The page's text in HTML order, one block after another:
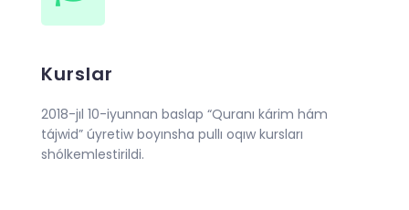
Kurslar
2018-jıl 10-iyunnan baslap “Quranı kárim hám
tájwid” úyretiw boyınsha pullı oqıw kursları
shólkemlestirildi.